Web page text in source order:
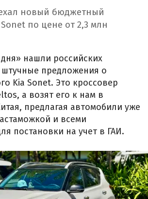
новый бюджетный
по цене от 2,3 млн
нашли российских
штучные предложения о
Kia Sonet. Это кроссовер
а возят его к нам в
предлагая автомобили уже
и всеми
постановки на учет в ГАИ.